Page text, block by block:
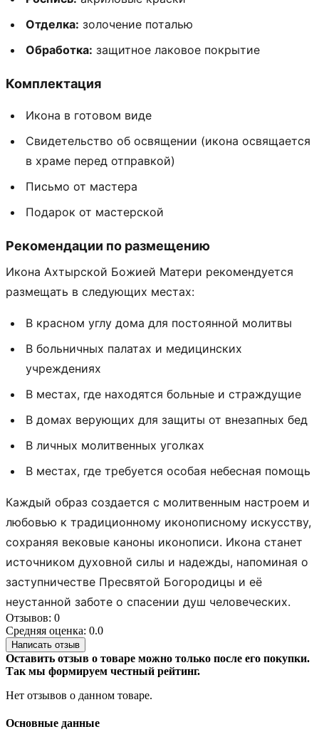
Отделка: золочение поталью
Обработка: защитное лаковое покрытие
Комплектация
Икона в готовом виде
Свидетельство об освящении (икона освящается
в храме перед отправкой)
Письмо от мастера
Подарок от мастерской
Рекомендации по размещению
Икона Ахтырской Божией Матери рекомендуется
размещать в следующих местах:
В красном углу дома для постоянной молитвы
В больничных палатах и медицинских
учреждениях
В местах, где находятся больные и страждущие
В домах верующих для защиты от внезапных бед
В личных молитвенных уголках
В местах, где требуется особая небесная помощь
Каждый образ создается с молитвенным настроем и
любовью к традиционному иконописному искусству,
сохраняя вековые каноны иконописи. Икона станет
источником духовной силы и надежды, напоминая о
заступничестве Пресвятой Богородицы и её
неустанной заботе о спасении душ человеческих.
Отзывов: 0
Средняя оценка: 0.0
Написать отзыв
Оставить отзыв о товаре можно только после его покупки.
Так мы формируем честный рейтинг.
Нет отзывов о данном товаре.
Основные данные